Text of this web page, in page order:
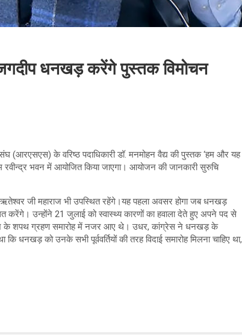
जगदीप धनखड़ करेंगे पुस्तक विमोचन
(आरएसएस) के वरिष्ठ पदाधिकारी डॉ. मनमोहन वैद्य की पुस्तक ‘हम और यह
रवीन्द्र भवन में आयोजित किया जाएगा। आयोजन की जानकारी सुरुचि
जी महाराज भी उपस्थित रहेंगे।यह पहला अवसर होगा जब धनखड़
करेंगे। उन्होंने 21 जुलाई को स्वास्थ्य कारणों का हवाला देते हुए अपने पद से
के शपथ ग्रहण समारोह में नजर आए थे। उधर, कांग्रेस ने धनखड़ के
धनखड़ को उनके सभी पूर्ववर्तियों की तरह विदाई समारोह मिलना चाहिए था,